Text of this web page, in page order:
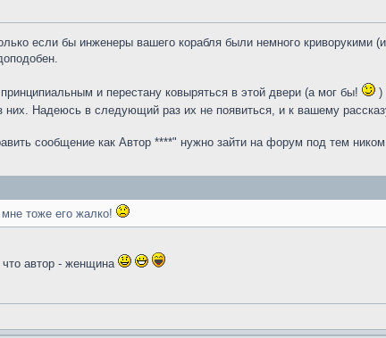
если бы инженеры вашего корабля были немного криворукими
и перестану ковыряться в этой двери (а мог бы!
)
Надеюсь в следующий раз их не появиться, и к вашему
сообщение как Автор ****" нужно зайти на форум под тем
тоже его жалко!
что автор - женщина